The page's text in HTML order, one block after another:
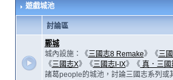
遊戲城池
討論區
鄴城
城內設施：《三國志8 Remake》《三
《三國志X》《三國志I-IX》《真．三國
諸葛people的城池，討論三國志系列或